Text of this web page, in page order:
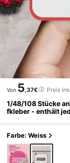
Von 5,37€ Preis
1/48/108 Stücke
fkleber - enthält
k für Freunde,
milie, Büro, usw.
Farbe: Weiss